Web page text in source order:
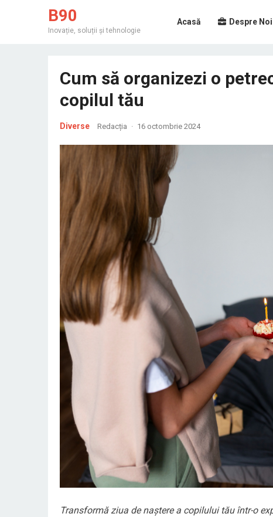
B90
Inovație, soluții și tehnologie
Acasă Despre Noi
Cum să organizezi o
copilul tău
Diverse Redacția · 16 octombrie 2024
Transformă ziua de naștere a copilului tău într-o